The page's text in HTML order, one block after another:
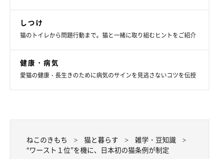
しつけ
猫のトイレから問題行動まで。猫と一緒に取り組むヒントをご紹介
健康・病気
愛猫の健康・長生きのために病気のサインを見逃さないコツを伝授
ねこのきもち 猫と暮らす
雑学・豆知識
“ワースト１位”を機に、日本初の猫条例が制定